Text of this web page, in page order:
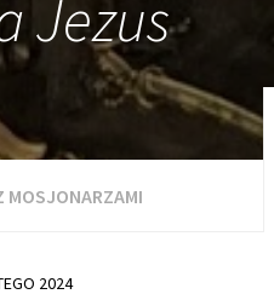
Jezus
MOSJONARZAMI
2024